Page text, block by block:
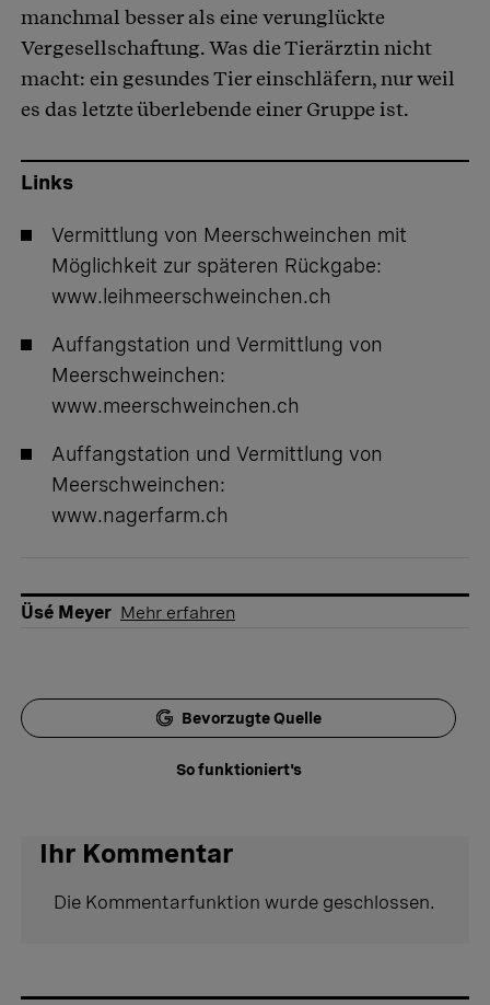
manchmal besser als eine verunglückte
Vergesellschaftung. Was die Tierärztin nicht
macht: ein gesundes Tier einschläfern, nur weil
es das letzte überlebende einer Gruppe ist.
Links
Vermittlung von Meerschweinchen mit
Möglichkeit zur späteren Rückgabe:
www.leihmeerschweinchen.ch
Auffangstation und Vermittlung von
Meerschweinchen:
www.meerschweinchen.ch
Auffangstation und Vermittlung von
Meerschweinchen:
www.nagerfarm.ch
Üsé Meyer Mehr erfahren
Bevorzugte Quelle
So funktioniert's
Ihr Kommentar
Die Kommentarfunktion wurde geschlossen.